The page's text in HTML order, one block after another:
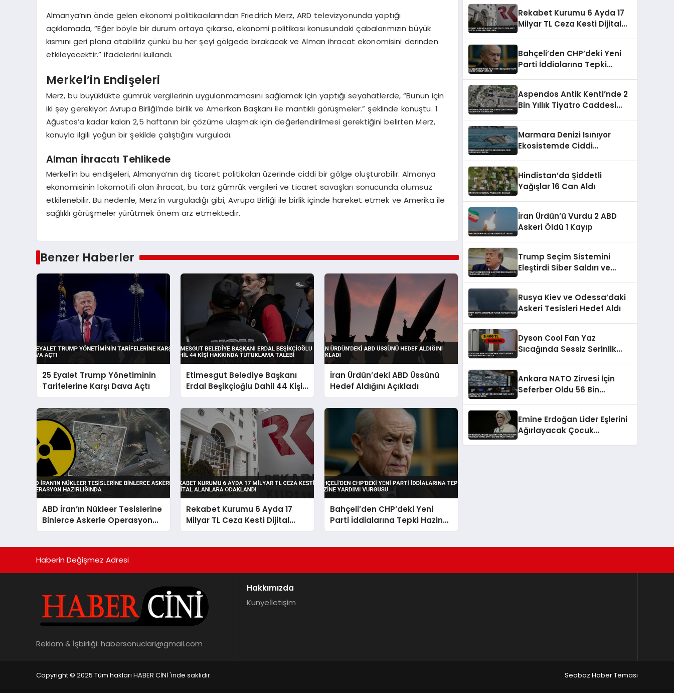
Almanya’nın önde gelen ekonomi politikacılarından Friedrich Merz, ARD televizyonunda yaptığı
açıklamada, “Eğer böyle bir durum ortaya çıkarsa, ekonomi politikası konusundaki çabalarımızın büyük
kısmını geri plana atabiliriz çünkü bu her şeyi gölgede bırakacak ve Alman ihracat ekonomisini derinden
etkileyecektir.” ifadelerini kullandı.
Merkel’in Endişeleri
Merz, bu büyüklükte gümrük vergilerinin uygulanmamasını sağlamak için yaptığı seyahatlerde, “Bunun için
iki şey gerekiyor: Avrupa Birliği’nde birlik ve Amerikan Başkanı ile mantıklı görüşmeler.” şeklinde konuştu. 1
Ağustos’a kadar kalan 2,5 haftanın bir çözüme ulaşmak için değerlendirilmesi gerektiğini belirten Merz,
konuyla ilgili yoğun bir şekilde çalıştığını vurguladı.
Alman İhracatı Tehlikede
Merkel’in bu endişeleri, Almanya’nın dış ticaret politikaları üzerinde ciddi bir gölge oluşturabilir. Almanya
ekonomisinin lokomotifi olan ihracat, bu tarz gümrük vergileri ve ticaret savaşları sonucunda olumsuz
etkilenebilir. Bu nedenle, Merz’in vurguladığı gibi, Avrupa Birliği ile birlik içinde hareket etmek ve Amerika ile
sağlıklı görüşmeler yürütmek önem arz etmektedir.
Benzer Haberler
25 Eyalet Trump Yönetiminin
Tarifelerine Karşı Dava Açtı
Etimesgut Belediye Başkanı
Erdal Beşikçioğlu Dahil 44 Kişi
Hakkında Tutuklama Talebi
İran Ürdün’deki ABD Üssünü
Hedef Aldığını Açıkladı
ABD İran’ın Nükleer Tesislerine
Binlerce Askerle Operasyon
Hazırlığında
Rekabet Kurumu 6 Ayda 17
Milyar TL Ceza Kesti Dijital
Alanlara Odaklandı
Bahçeli’den CHP’deki Yeni
Parti İddialarına Tepki Hazine
Yardımı Vurgusu
Rekabet Kurumu 6 Ayda 17
Milyar TL Ceza Kesti Dijital
Bahçeli’den CHP’deki Yeni
Parti İddialarına Tepki
Aspendos Antik Kenti’nde 2
Bin Yıllık Tiyatro Caddesi
Marmara Denizi Isınıyor
Ekosistemde Ciddi
Hindistan’da Şiddetli
Yağışlar 16 Can Aldı
İran Ürdün’ü Vurdu 2 ABD
Askeri Öldü 1 Kayıp
Trump Seçim Sistemini
Eleştirdi Siber Saldırı ve
Rusya Kiev ve Odessa’daki
Askeri Tesisleri Hedef Aldı
Dyson Cool Fan Yaz
Sıcağında Sessiz Serinlik
Ankara NATO Zirvesi İçin
Seferber Oldu 56 Bin
Emine Erdoğan Lider Eşlerini
Ağırlayacak Çocuk
Haberin Değişmez Adresi
Reklam & İşbirliği: habersonuclari@gmail.com
Hakkımızda
Künyeİletişim
Copyright © 2025 Tüm hakları HABER CİNİ 'inde saklıdır. Seobaz Haber Teması